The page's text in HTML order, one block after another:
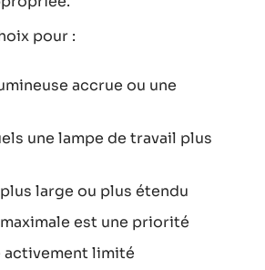
pour :
accrue ou une
une lampe de travail plus
large ou plus étendu
est une priorité
limité